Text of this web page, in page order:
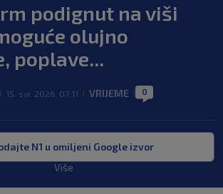
podignut na viši
olujno
poplave...
15. svi. 2026. 07:11 VRIJEME 0
N1 u omiljeni Google izvor
Više